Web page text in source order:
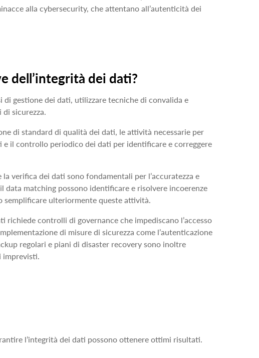
alla cybersecurity, che attentano all’autenticità dei
dell’integrità dei dati?
gestione dei dati, utilizzare tecniche di convalida e
sicurezza.
di standard di qualità dei dati, le attività necessarie per
e il controllo periodico dei dati per identificare e correggere
la verifica dei dati sono fondamentali per l’accuratezza e
data matching possono identificare e risolvere incoerenze
semplificare ulteriormente queste attività.
richiede controlli di governance che impediscano l’accesso
di misure di sicurezza come l’autenticazione
regolari e piani di disaster recovery sono inoltre
imprevisti.
l’integrità dei dati possono ottenere ottimi risultati.